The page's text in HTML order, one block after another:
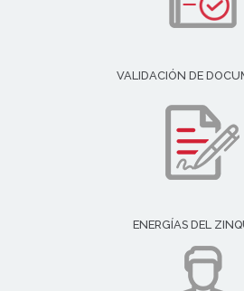
VALIDACIÓN DE
ENERGÍAS DEL